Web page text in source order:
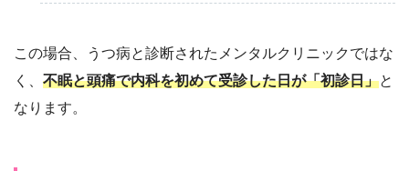
この場合、うつ病と診断されたメンタルクリニックではな
く、 不眠と頭痛で内科を初めて受診した日が「初診日」と
なります。